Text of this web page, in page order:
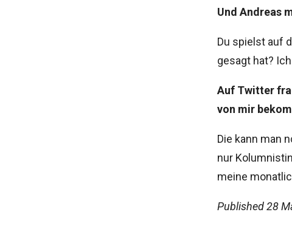
Und Andreas
Du spielst auf
gesagt hat?
Auf Twitter
von mir
Die kann man
nur
meine
Published28